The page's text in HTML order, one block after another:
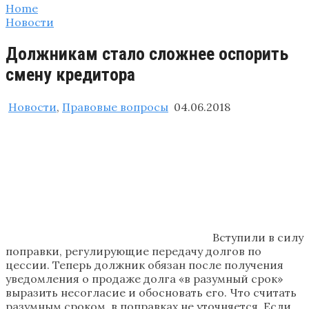
Home
Новости
Должникам стало сложнее оспорить
смену кредитора
Новости, Правовые вопросы 04.06.2018
Вступили в силу
поправки, регулирующие передачу долгов по
цессии. Теперь должник обязан после получения
уведомления о продаже долга «в разумный срок»
выразить несогласие и обосновать его. Что считать
разумным сроком, в поправках не уточняется. Если